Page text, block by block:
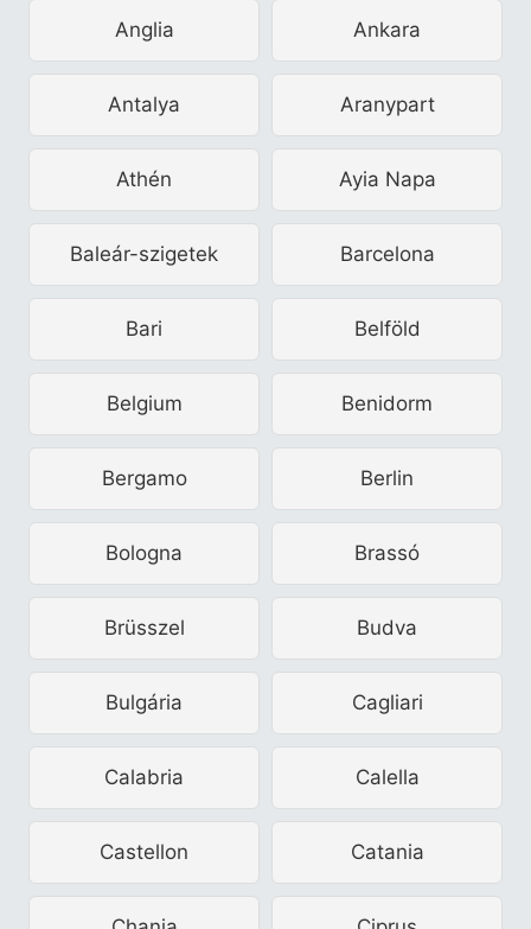
Anglia Ankara
Antalya Aranypart
Athén Ayia Napa
Baleár-szigetek Barcelona
Bari Belföld
Belgium Benidorm
Bergamo Berlin
Bologna Brassó
Brüsszel Budva
Bulgária Cagliari
Calabria Calella
Castellon Catania